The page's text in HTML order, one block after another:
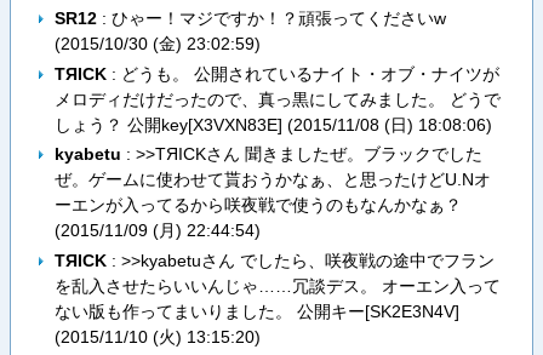
SR12: ひゃー！マジですか！？頑張ってくださいw
(2015/10/30 (金) 23:02:59)
TЯICK: どうも。 公開されているナイト・オブ・ナイツが
メロディだけだったので、真っ黒にしてみました。 どうで
しょう？ 公開key[X3VXN83E] (2015/11/08 (日) 18:08:06)
kyabetu : >>TЯICKさん 聞きましたぜ。ブラックでした
ぜ。ゲームに使わせて貰おうかなぁ、と思ったけどU.Nオ
ーエンが入ってるから咲夜戦で使うのもなんかなぁ？
(2015/11/09 (月) 22:44:54)
TЯICK: >>kyabetuさん でしたら、咲夜戦の途中でフラン
を乱入させたらいいんじゃ……冗談デス。 オーエン入って
ない版も作ってまいりました。 公開キー[SK2E3N4V]
(2015/11/10 (火) 13:15:20)